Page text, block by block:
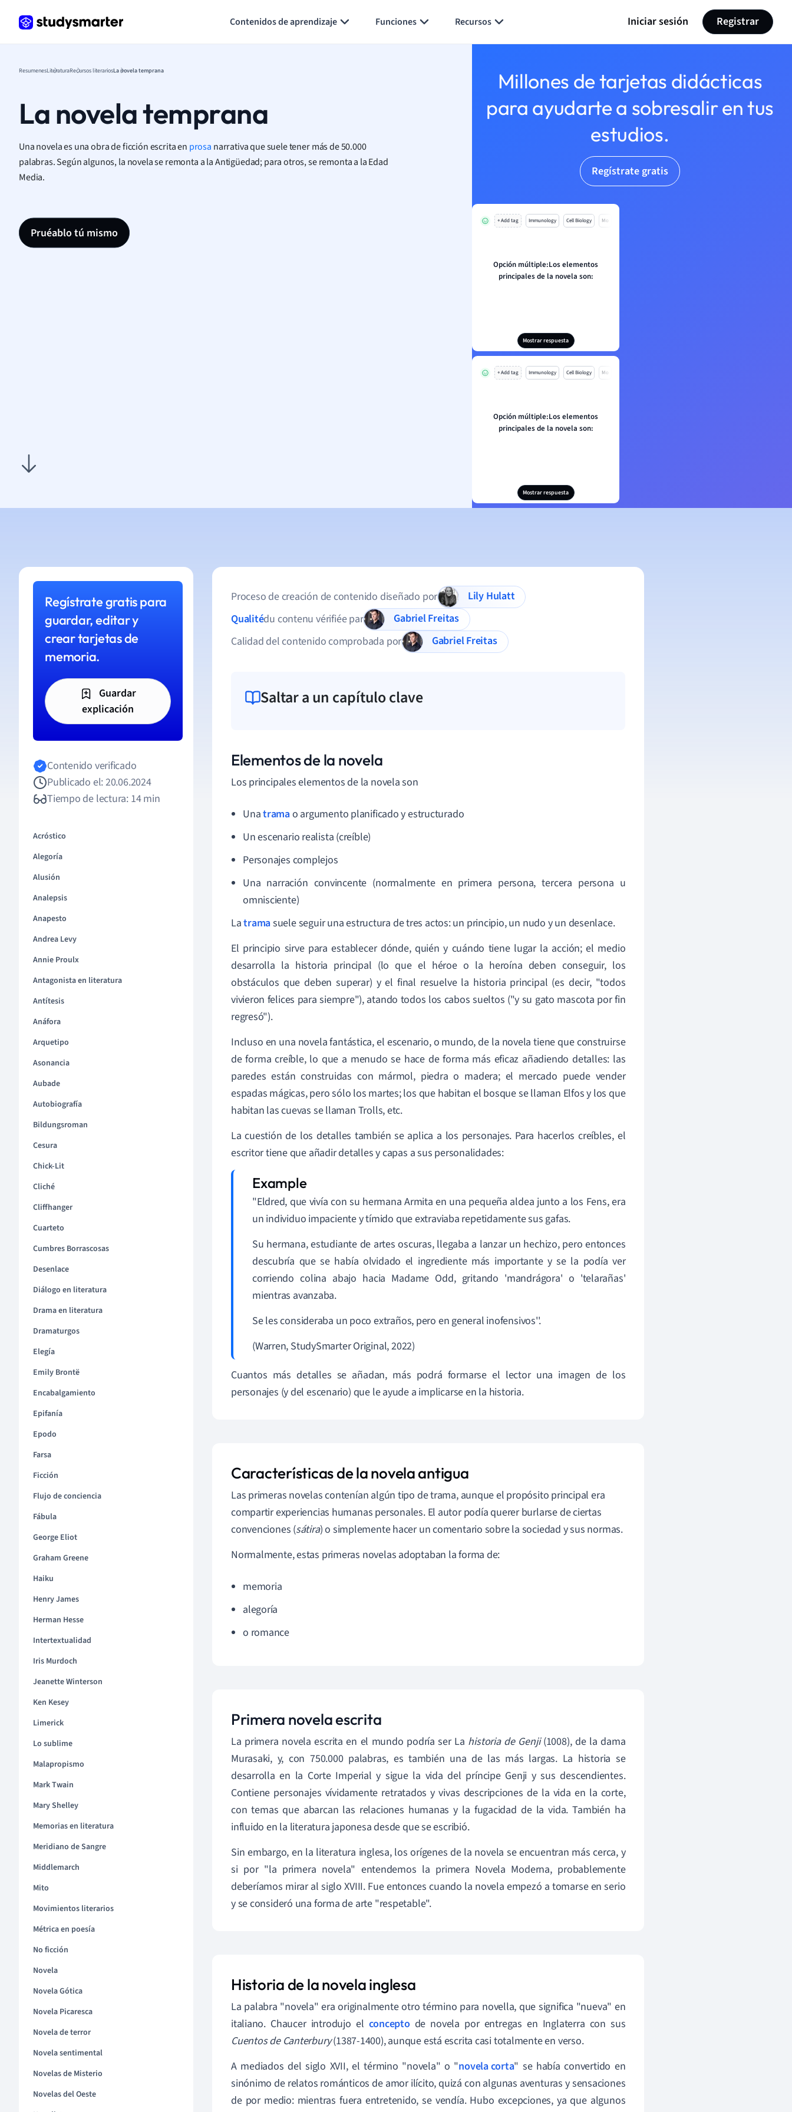
Contenidos de aprendizaje Funciones Recursos Iniciar sesión Registrar
ResumenesLiteraturaRecursos literariosLa novela temprana
La novela temprana
Una novela es una obra de ficción escrita en prosa narrativa que suele tener más de 50.000
palabras. Según algunos, la novela se remonta a la Antigüedad; para otros, se remonta a la Edad
Media.
Pruéablo tú mismo
Millones de tarjetas didácticas
para ayudarte a sobresalir en tus
estudios.
Regístrate gratis
+ Add tag Immunology Cell Biology Mo
Opción múltiple:Los elementos
principales de la novela son:
Mostrar respuesta
+ Add tag Immunology Cell Biology Mo
Opción múltiple:Los elementos
principales de la novela son:
Mostrar respuesta
Regístrate gratis para
guardar, editar y
crear tarjetas de
memoria.
Guardar
explicación
Contenido verificado
Publicado el: 20.06.2024
Tiempo de lectura: 14 min
Acróstico
Alegoría
Alusión
Analepsis
Anapesto
Andrea Levy
Annie Proulx
Antagonista en literatura
Antítesis
Anáfora
Arquetipo
Asonancia
Aubade
Autobiografía
Bildungsroman
Cesura
Chick-Lit
Cliché
Cliffhanger
Cuarteto
Cumbres Borrascosas
Desenlace
Diálogo en literatura
Drama en literatura
Dramaturgos
Elegía
Emily Brontë
Encabalgamiento
Epifanía
Epodo
Farsa
Ficción
Flujo de conciencia
Fábula
George Eliot
Graham Greene
Haiku
Henry James
Herman Hesse
Intertextualidad
Iris Murdoch
Jeanette Winterson
Ken Kesey
Limerick
Lo sublime
Malapropismo
Mark Twain
Mary Shelley
Memorias en literatura
Meridiano de Sangre
Middlemarch
Mito
Movimientos literarios
Métrica en poesía
No ficción
Novela
Novela Gótica
Novela Picaresca
Novela de terror
Novela sentimental
Novelas de Misterio
Novelas del Oeste
Proceso de creación de contenido diseñado por
Lily Hulatt
Qualitédu contenu vérifiée par
Gabriel Freitas
Calidad del contenido comprobada por
Gabriel Freitas
Saltar a un capítulo clave
Elementos de la novela
Los principales elementos de la novela son
Unatramao argumento planificado y estructurado
Un escenario realista (creíble)
Personajes complejos
Una narración convincente (normalmente en primera persona, tercera persona u
omnisciente)
Latramasuele seguir una estructura de tres actos: un principio, un nudo y un desenlace.
El principio sirve para establecer dónde, quién y cuándo tiene lugar la acción; el medio
desarrolla la historia principal (lo que el héroe o la heroína deben conseguir, los
obstáculos que deben superar) y el final resuelve la historia principal (es decir, "todos
vivieron felices para siempre"), atando todos los cabos sueltos ("y su gato mascota por fin
regresó").
Incluso en una novela fantástica, el escenario, o mundo, de la novela tiene que construirse
de forma creíble, lo que a menudo se hace de forma más eficaz añadiendo detalles: las
paredes están construidas con mármol, piedra o madera; el mercado puede vender
espadas mágicas, pero sólo los martes; los que habitan el bosque se llaman Elfos y los que
habitan las cuevas se llaman Trolls, etc.
La cuestión de los detalles también se aplica a los personajes. Para hacerlos creíbles, el
escritor tiene que añadir detalles y capas a sus personalidades:
"Eldred, que vivía con su hermana Armita en una pequeña aldea junto a los Fens, era
un individuo impaciente y tímido que extraviaba repetidamente sus gafas.
Su hermana, estudiante de artes oscuras, llegaba a lanzar un hechizo, pero entonces
descubría que se había olvidado el ingrediente más importante y se la podía ver
corriendo colina abajo hacia Madame Odd, gritando 'mandrágora' o 'telarañas'
mientras avanzaba.
Se les consideraba un poco extraños, pero en general inofensivos''.
(Warren, StudySmarter Original, 2022)
Cuantos más detalles se añadan, más podrá formarse el lector una imagen de los
personajes (y del escenario) que le ayude a implicarse en la historia.
Características de la novela antigua
Las primeras novelas contenían algún tipo de trama, aunque el propósito principal era
compartir experiencias humanas personales. El autor podía querer burlarse de ciertas
convenciones (sátira) o simplemente hacer un comentario sobre la sociedad y sus normas.
Normalmente, estas primeras novelas adoptaban la forma de:
memoria
alegoría
o romance
Primera novela escrita
La primera novela escrita en el mundo podría ser La historia de Genji(1008), de la dama
Murasaki, y, con 750.000 palabras, es también una de las más largas. La historia se
desarrolla en la Corte Imperial y sigue la vida del príncipe Genji y sus descendientes.
Contiene personajes vívidamente retratados y vivas descripciones de la vida en la corte,
con temas que abarcan las relaciones humanas y la fugacidad de la vida. También ha
influido en la literatura japonesa desde que se escribió.
Sin embargo, en la literatura inglesa, los orígenes de la novela se encuentran más cerca, y
si por "la primera novela" entendemos la primera Novela Moderna, probablemente
deberíamos mirar al siglo XVIII. Fue entonces cuando la novela empezó a tomarse en serio
y se consideró una forma de arte "respetable".
Historia de la novela inglesa
La palabra "novela" era originalmente otro término para novella, que significa "nueva" en
italiano. Chaucer introdujo el conceptode novela por entregas en Inglaterra con sus
Cuentos de Canterbury(1387-1400), aunque está escrita casi totalmente en verso.
A mediados del siglo XVII, el término "novela" o "novela corta" se había convertido en
sinónimo de relatos románticos de amor ilícito, quizá con algunas aventuras y sensaciones
de por medio: mientras fuera entretenido, se vendía. Hubo excepciones, ya que algunos